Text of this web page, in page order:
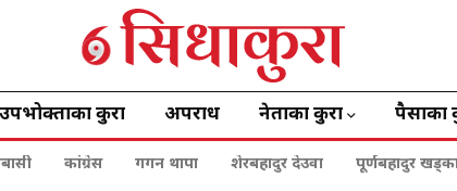
उपभोक्ताका कुरा अपराध नेताका कुरा पैसाका
कांग्रेस गगन थापा शेरबहादुर देउवा पूर्णबहादुर